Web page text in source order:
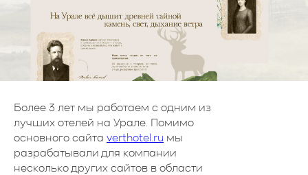
Более 3 лет мы работаем с одним из
лучших отелей на Урале. Помимо
основного сайта verthotel.ru мы
разрабатывали для компании
несколько других сайтов в области